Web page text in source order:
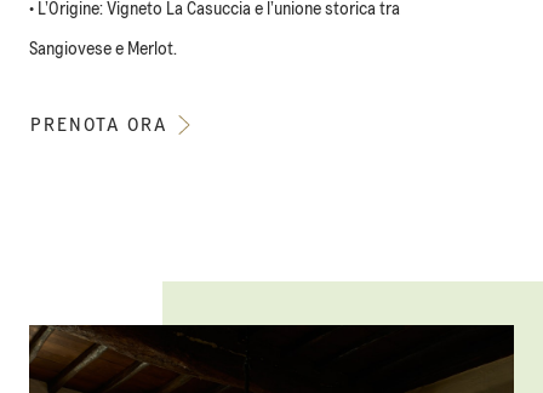
• L’Origine: Vigneto La Casuccia e l’unione storica tra
Sangiovese e Merlot.
PRENOTA ORA